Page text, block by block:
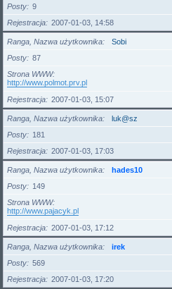
Posty
9
Rejestracja
2007-01-03, 14:58
Ranga, Nazwa użytkownika
Sobi
Posty
87
Strona WWW
http://www.polmot.prv.pl
Rejestracja
2007-01-03, 15:07
Ranga, Nazwa użytkownika
luk@sz
Posty
181
Rejestracja
2007-01-03, 17:03
Ranga, Nazwa użytkownika
hades10
Posty
149
Strona WWW
http://www.pajacyk.pl
Rejestracja
2007-01-03, 17:12
Ranga, Nazwa użytkownika
irek
Posty
569
Rejestracja
2007-01-03, 17:20